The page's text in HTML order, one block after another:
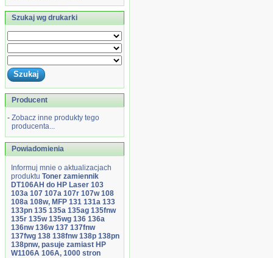
Szukaj wg drukarki
Producent
- Zobacz inne produkty tego
producenta...
Powiadomienia
Informuj mnie o aktualizacjach
produktu Toner zamiennik
DT106AH do HP Laser 103
103a 107 107a 107r 107w 108
108a 108w, MFP 131 131a 133
133pn 135 135a 135ag 135fnw
135r 135w 135wg 136 136a
136nw 136w 137 137fnw
137fwg 138 138fnw 138p 138pn
138pnw, pasuje zamiast HP
W1106A 106A, 1000 stron